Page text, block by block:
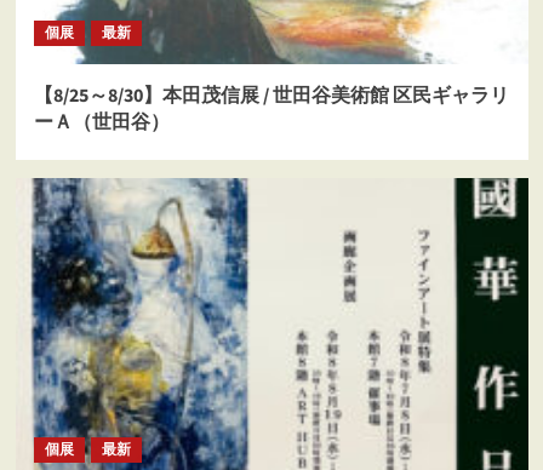
個展 最新
【8/25～8/30】本田茂信展 / 世田谷美術館 区民ギャラリ
ーＡ（世田谷）
個展 最新